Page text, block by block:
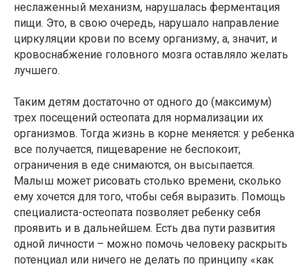
неслаженный механизм, нарушалась ферментация
пищи. Это, в свою очередь, нарушало направление
циркуляции крови по всему организму, а, значит, и
кровоснабжение головного мозга оставляло желать
лучшего.
Таким детям достаточно от одного до (максимум)
трех посещений остеопата для нормализации их
организмов. Тогда жизнь в корне меняется: у ребенка
все получается, пищеварение не беспокоит,
ограничения в еде снимаются, он высыпается.
Малыш может рисовать столько времени, сколько
ему хочется для того, чтобы себя выразить. Помощь
специалиста-остеопата позволяет ребенку себя
проявить и в дальнейшем. Есть два пути развития
одной личности – можно помочь человеку раскрыть
потенциал или ничего не делать по принципу «как